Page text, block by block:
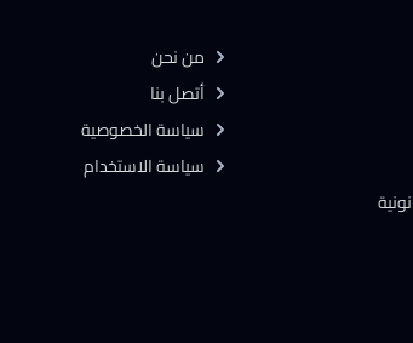
من نحن
أتصل بنا
سياسة الخصوصية
سياسة الاستخدام